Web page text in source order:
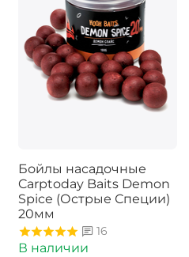
Бойлы насадочные
Carptoday Baits Demon
Spice (Острые Специи)
20мм
16
В наличии